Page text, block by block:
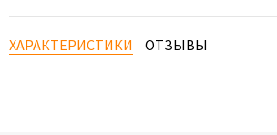
ХАРАКТЕРИСТИКИ ОТЗЫВЫ